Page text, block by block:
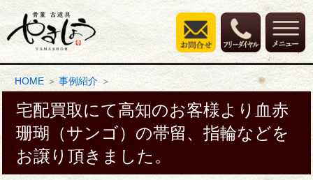
HOME 事例紹介
宅配買取にて高知のお客様より血赤
珊瑚（サンゴ）の帯留、指輪などを
お譲り頂きました。